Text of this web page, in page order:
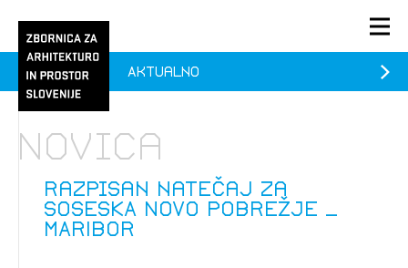
PRIJAVA
Članstvo
1/1
Pozdravljeni
Razpisan natečaj za
SOSESKA NOVO POBREŽJE _
MARIBOR
Novica
Aktualno
1/2
Prijava na novičnik